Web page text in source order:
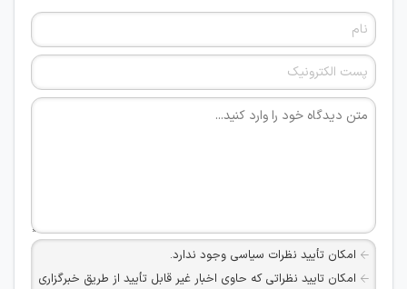
امکان تأیید نظرات سیاسی وجود ندارد.
امکان تایید نظراتی که حاوی اخبار غیر قابل تأیید از طریق خبرگزاری